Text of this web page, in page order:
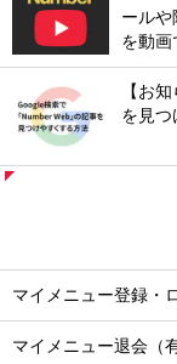
ールや
を動画
【お
を見つ
マイメニュー登録・
マイメニュー退会（